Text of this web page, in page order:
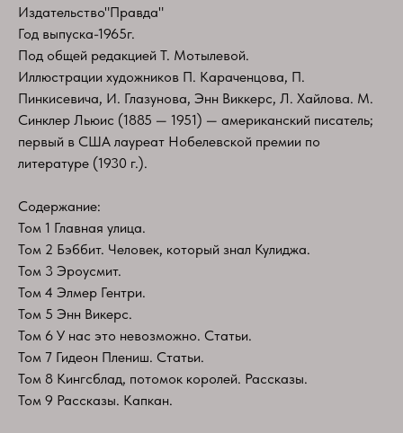
Издательство"Правда"
Год выпуска-1965г.
Под общей редакцией Т. Мотылевой.
Иллюстрации художников П. Караченцова, П.
Пинкисевича, И. Глазунова, Энн Виккерс, Л. Хайлова.​ М.
Синклер Льюис (1885 — 1951) — американский писатель;
первый в США лауреат Нобелевской премии по
литературе (1930 г.).
Содержание:
Том 1 Главная улица.
Том 2 Бэббит. Человек, который знал Кулиджа.
Том 3 Эроусмит.
Том 4 Элмер Гентри.
Том 5 Энн Викерс.
Том 6 У нас это невозможно. Статьи.
Том 7 Гидеон Плениш. Статьи.
Том 8 Кингсблад, потомок королей. Рассказы.
Том 9 Рассказы. Капкан.​